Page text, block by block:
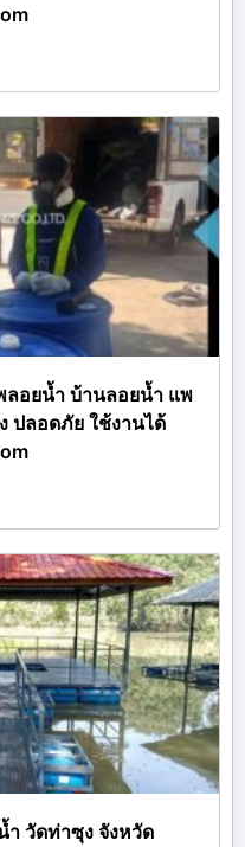
อยน้ำ บ้านลอยน้ำ แพ
ปลอดภัย ใช้งานได้
ำ วัดท่าซุง จังหวัด